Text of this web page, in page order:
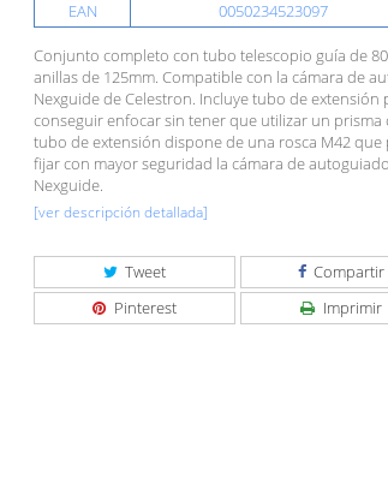
EAN
0050234523097
Conjunto completo con tubo telescopio guía de
anillas de 125mm. Compatible con la cámara de
Nexguide de Celestron. Incluye tubo de extensión
conseguir enfocar sin tener que utilizar un prisma
tubo de extensión dispone de una rosca M42 que
fijar con mayor seguridad la cámara de autoguiado
Nexguide.
[ver descripción detallada]
Tweet
Compartir
Pinterest
Imprimir